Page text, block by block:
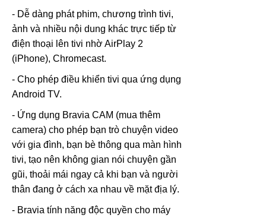
- Dễ dàng phát phim, chương trình tivi,
ảnh và nhiều nội dung khác trực tiếp từ
điện thoại lên tivi nhờ AirPlay 2
(iPhone), Chromecast.
- Cho phép điều khiển tivi qua ứng dụng
Android TV.
- Ứng dụng Bravia CAM (mua thêm
camera) cho phép bạn trò chuyện video
với gia đình, bạn bè thông qua màn hình
tivi, tạo nên không gian nói chuyện gần
gũi, thoải mái ngay cả khi bạn và người
thân đang ở cách xa nhau về mặt địa lý.
- Bravia tính năng độc quyền cho máy